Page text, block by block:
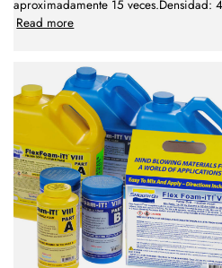
aproximadamente 15 veces.Densidad:
Read more